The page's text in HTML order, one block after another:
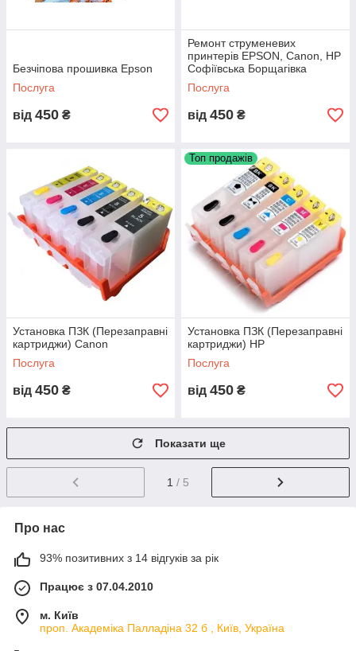
Безчіпова прошивка Epson
Послуга
від 450 ₴
Ремонт струменевих
принтерів EPSON, Canon, HP
Софіївська Борщагівка
Послуга
від 450 ₴
Установка ПЗК (Перезаправні
картриджи) Canon
Послуга
від 450 ₴
Топ продажів
Установка ПЗК (Перезаправні
картриджи) HP
Послуга
від 450 ₴
Показати ще
1 / 5
Про нас
93% позитивних з 14 відгуків за рік
Працює з 07.04.2010
м. Київ
проп. Академіка Палладіна 32 б , Київ, Україна